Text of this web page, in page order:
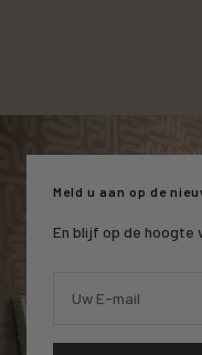
Meld u aan op de
En blijf op de hoogte
Uw E-mail